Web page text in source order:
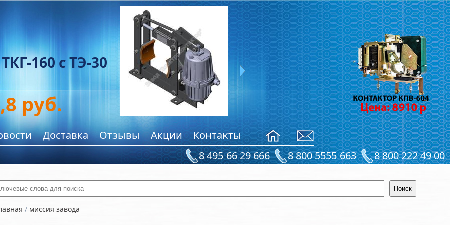
ККТ-61А
руб.
Рама ТКГ-200
4790руб.
Доставка Отзывы Акции
Контакты
8 495 66 29 666
8 800 5555 663 8 800 222 49 00
слова для поиска
/ миссия завода